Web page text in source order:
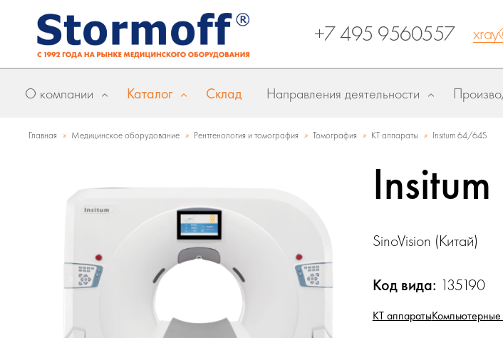
+7 495 9560557
О компании Каталог Склад Направления деятельности
Главная » Медицинское оборудование » Рентгенология и томография » Томография » КТ аппараты » Insitum 64/64S
SinoVision (Китай)
Код вида: 135190
КТ аппараты